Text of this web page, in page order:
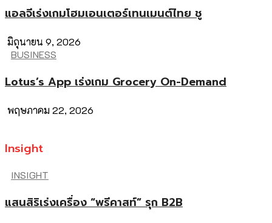
แอลจีเร่งเกมโฮมเอนเตอร์เทนเมนต์ไทย ชู
มิถุนายน 9, 2026
BUSINESS
Lotus’s App เร่งเกม Grocery On-Demand
พฤษภาคม 22, 2026
Insight
INSIGHT
แสนสิริเร่งเครื่อง “พรีคาสท์” รุก B2B